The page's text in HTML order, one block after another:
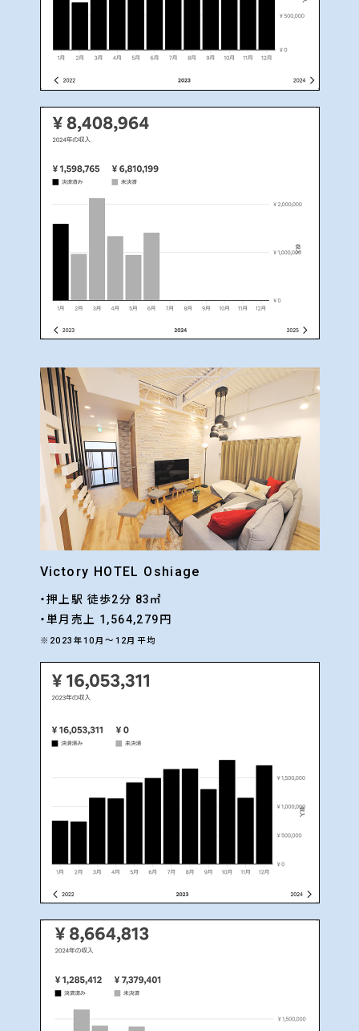
Victory HOTEL Oshiage
・押上駅 徒歩2分 83㎡
・単月売上 1,564,279円
※2023年10月〜12月平均